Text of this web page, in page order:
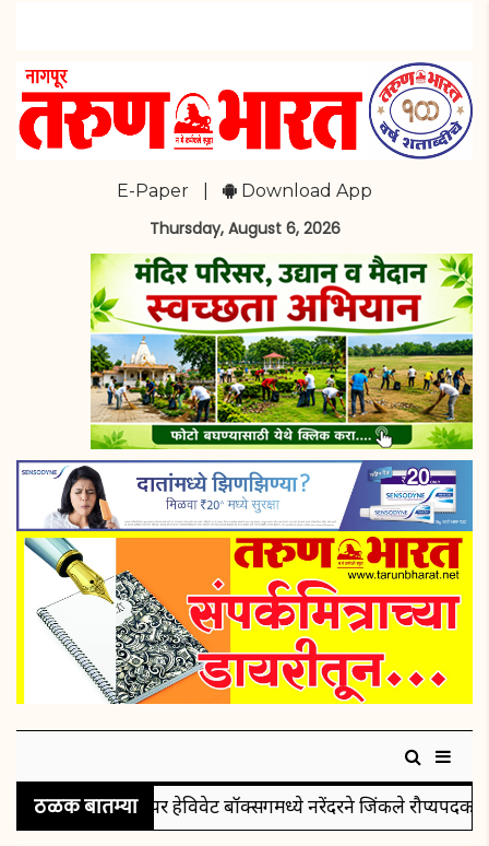
E-Paper Download App
Thursday, August 6, 2026
ठळक बातम्या
सुपर हेविवेट बॉक्सिंगमध्ये नरेंदरने जिंकले रौप्यपदक